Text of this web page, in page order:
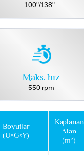
100"/138"
Maks. hız
550 rpm
Boyutlar
(U×G×Y)
Kaplanan
Alan
(m²)